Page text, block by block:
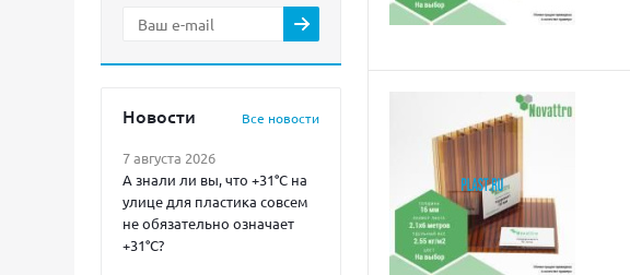
Новости Все новости
7 августа 2026
А знали ли вы, что +31°C на
улице для пластика совсем
не обязательно означает
+31°C?